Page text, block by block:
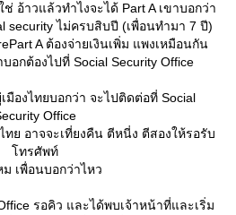
อ้าวแล้วทำไงจะได้ Part A เขาบอกว่า
security ไม่ครบสิบปี (เพื่อนทำมา 7 ปี​)
A ต้องจ่ายเงินเพิ่ม แพงเหมือนกัน
อกต้องไปที่ Social Security Office
องไทยบอกว่า จะไปติดต่อที่ Social
Office
ย อาจจะเที่ยงคืน ตีหนี่ง ตีสองให้รอรับ
ทรศัพท์
ม เพื่อนบอกว่าไหว
รอคิว และได้พบเจ้าหน้าที่และเริ่ม